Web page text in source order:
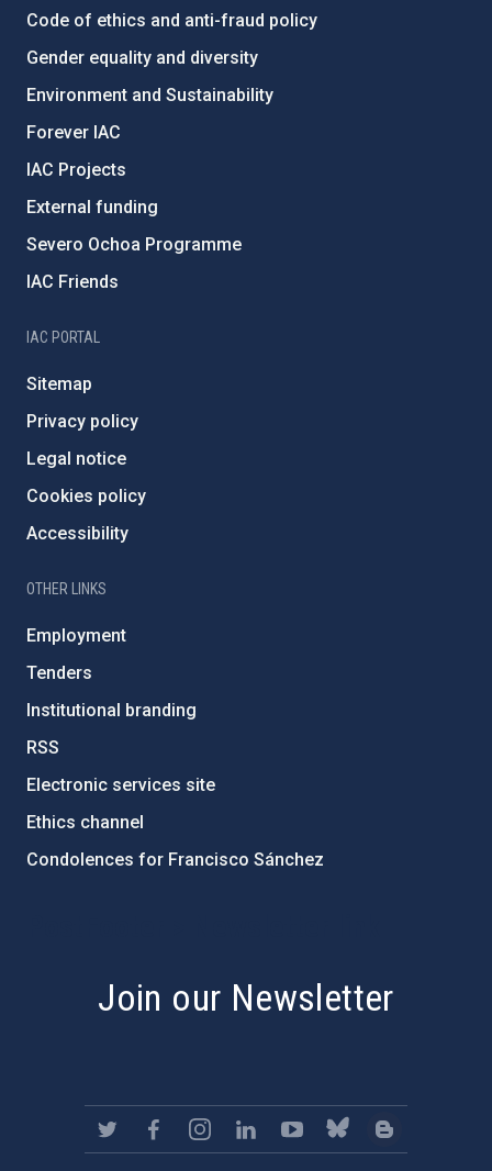
Code of ethics and anti-fraud policy
Gender equality and diversity
Environment and Sustainability
Forever IAC
IAC Projects
External funding
Severo Ochoa Programme
IAC Friends
IAC PORTAL
Sitemap
Privacy policy
Legal notice
Cookies policy
Accessibility
OTHER LINKS
Employment
Tenders
Institutional branding
RSS
Electronic services site
Ethics channel
Condolences for Francisco Sánchez
Join our Newsletter